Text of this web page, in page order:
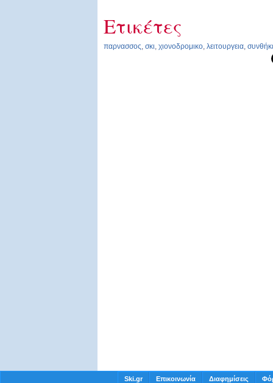
Ετικέτες
παρνασσος, σκι, χιονοδρομικο, λειτουργεια,
Ski.gr Επικοινωνία Διαφημίσεις